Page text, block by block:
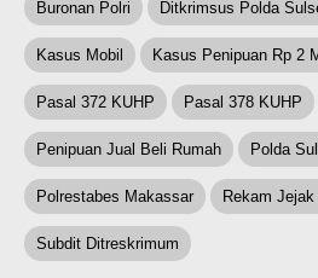
Buronan Polri Ditkrimsus Polda
Kasus Mobil Kasus Penipuan Rp 2
Pasal 372 KUHP Pasal 378 KUHP
Penipuan Jual Beli Rumah Polda
Polrestabes Makassar Rekam
Subdit Ditreskrimum